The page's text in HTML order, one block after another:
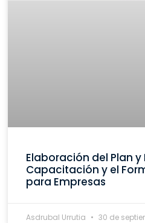
Elaboración del Plan
Capacitación y el
para Empresas
Asdrubal Urrutia 30 de